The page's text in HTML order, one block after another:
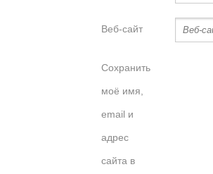
Веб-сайт
Сохранить
моё имя,
email и
адрес
сайта в